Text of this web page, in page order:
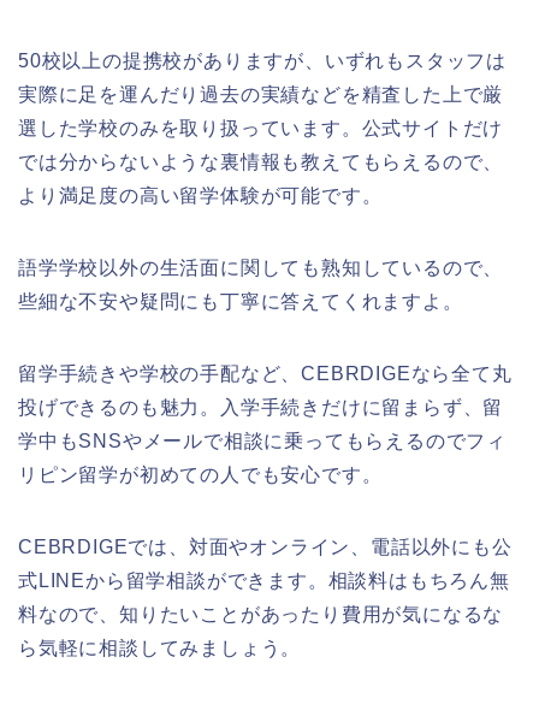
50校以上の提携校がありますが、いずれもスタッフは
実際に足を運んだり過去の実績などを精査した上で厳
選した学校のみを取り扱っています。公式サイトだけ
では分からないような裏情報も教えてもらえるので、
より満足度の高い留学体験が可能です。
語学学校以外の生活面に関しても熟知しているので、
些細な不安や疑問にも丁寧に答えてくれますよ。
留学手続きや学校の手配など、CEBRDIGEなら全て丸
投げできるのも魅力。入学手続きだけに留まらず、留
学中もSNSやメールで相談に乗ってもらえるのでフィ
リピン留学が初めての人でも安心です。
CEBRDIGEでは、対面やオンライン、電話以外にも公
式LINEから留学相談ができます。相談料はもちろん無
料なので、知りたいことがあったり費用が気になるな
ら気軽に相談してみましょう。